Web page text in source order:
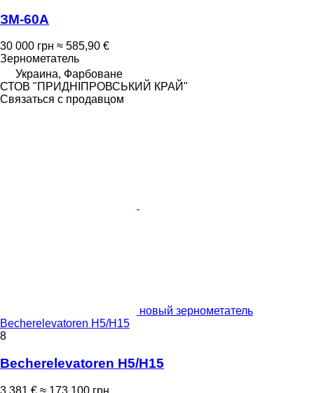
ЗМ-60А
30 000 грн ≈ 585,90 €
Зернометатель
Украина, Фарбоване
СТОВ "ПРИДНІПРОВСЬКИЙ КРАЙ"
Связаться с продавцом
новый зернометатель
Becherelevatoren H5/H15
8
Becherelevatoren H5/H15
3 381 € ≈ 173 100 грн